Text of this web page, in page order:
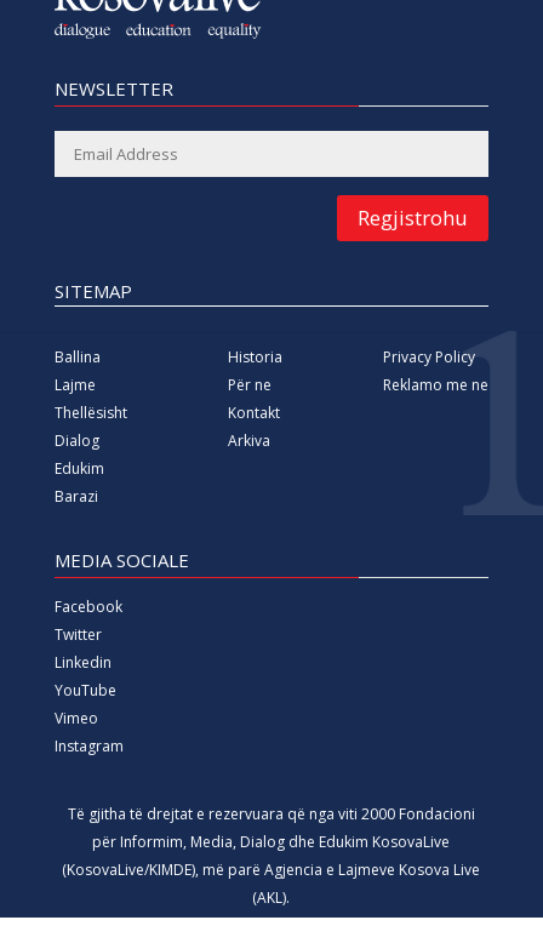
NEWSLETTER
Regjistrohu
SITEMAP
Ballina
Lajme
Thellësisht
Dialog
Edukim
Barazi
Historia
Për ne
Kontakt
Arkiva
Privacy Policy
Reklamo me ne
MEDIA SOCIALE
Facebook
Twitter
Linkedin
YouTube
Vimeo
Instagram
Të gjitha të drejtat e rezervuara që nga viti 2000 Fondacioni
për Informim, Media, Dialog dhe Edukim KosovaLive
(KosovaLive/KIMDE), më parë Agjencia e Lajmeve Kosova Live
(AKL).